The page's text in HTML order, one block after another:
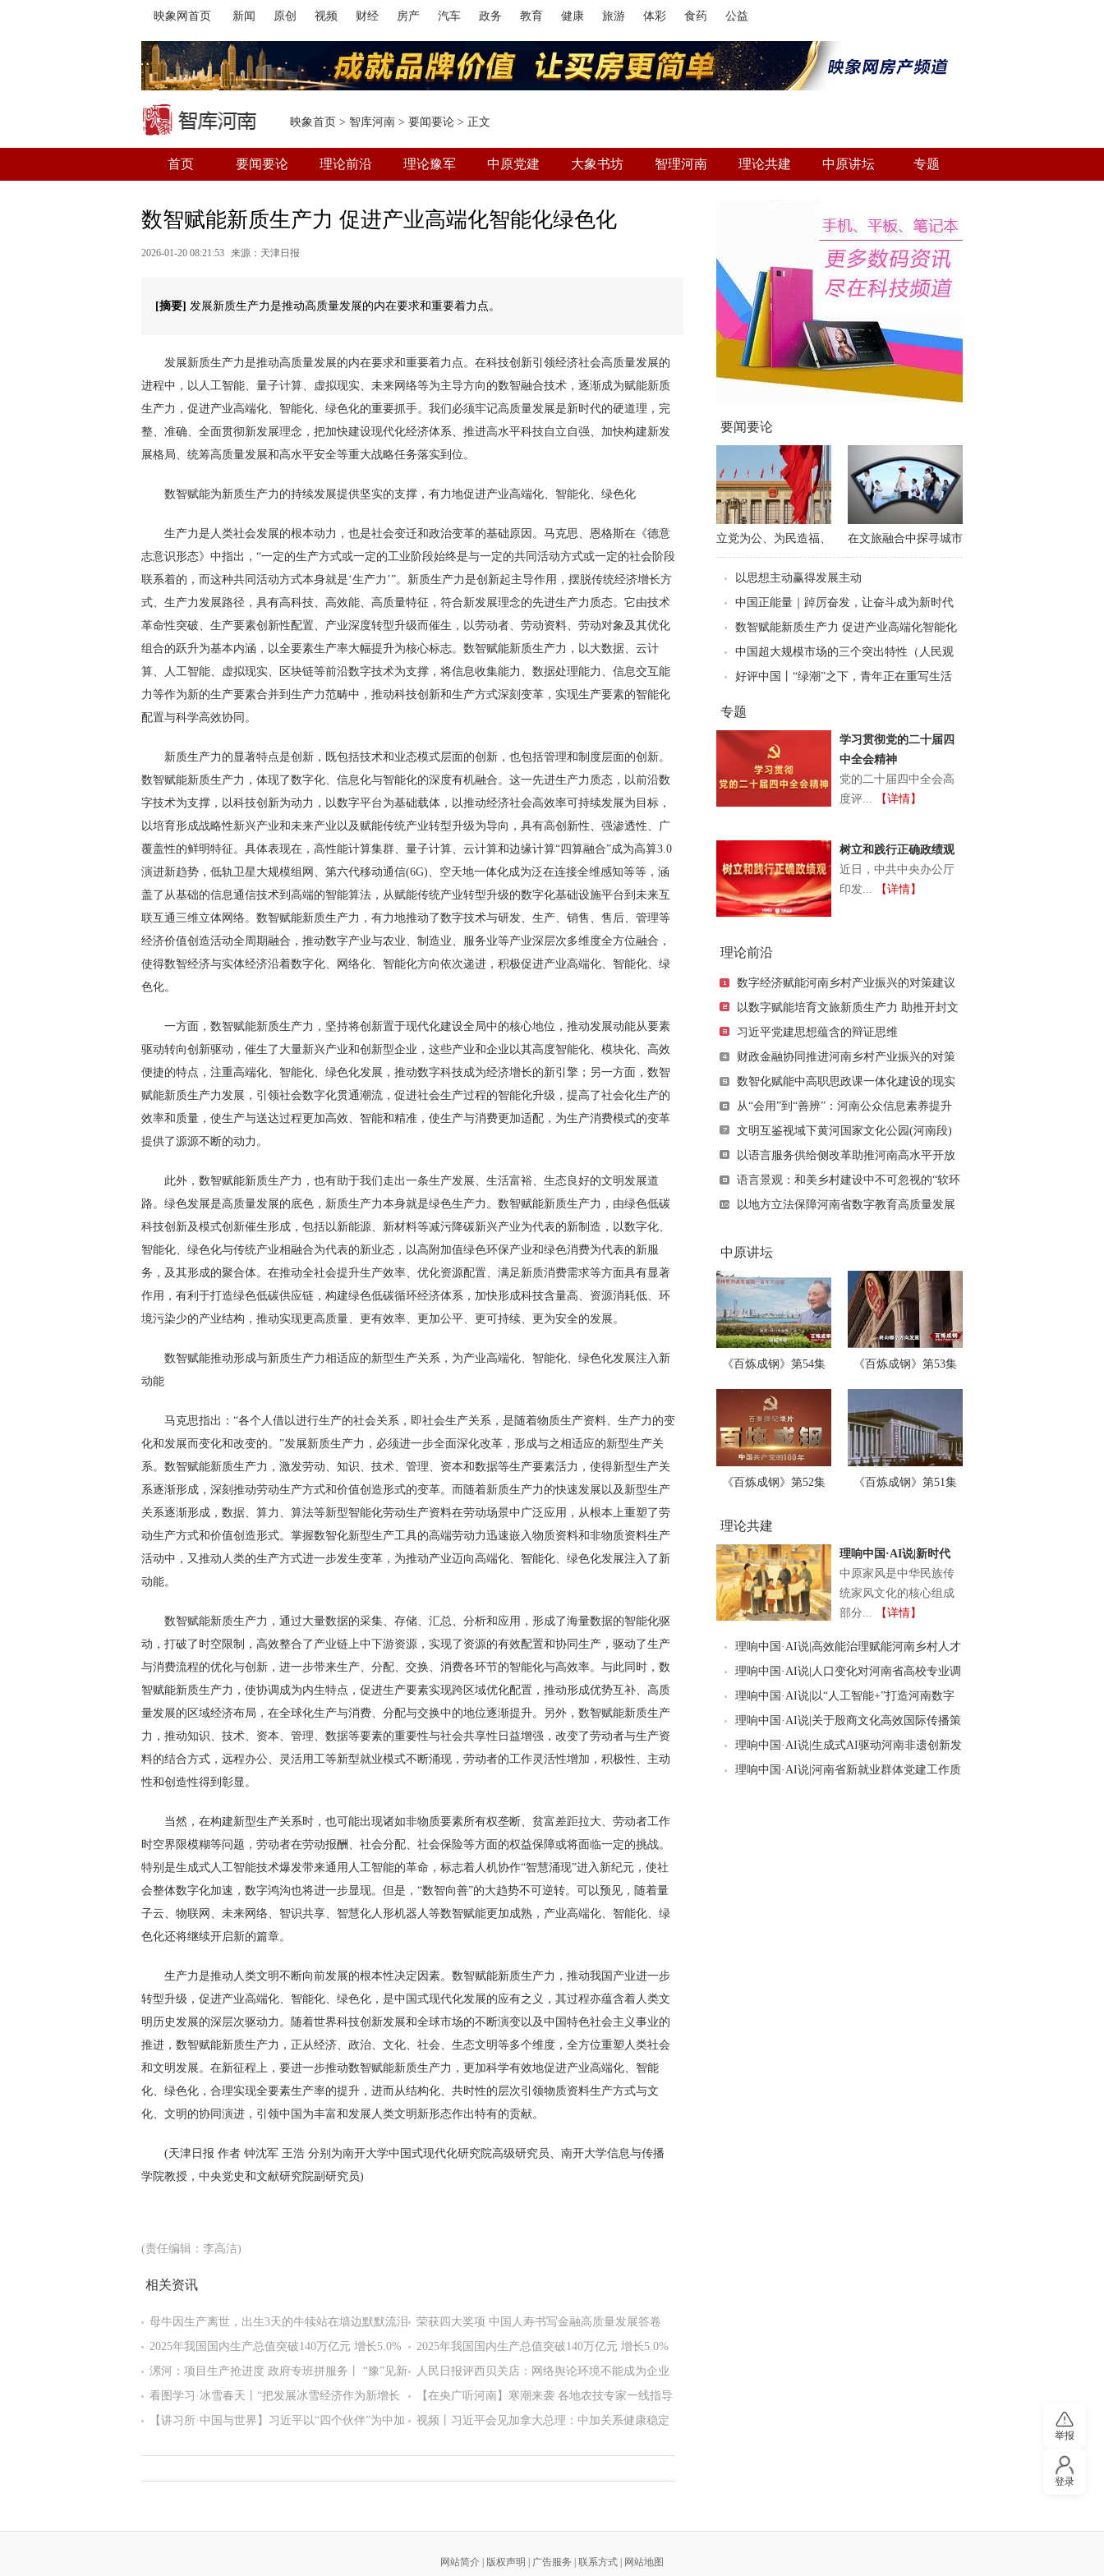
映象网首页 新闻 原创 视频 财经 房产 汽车 政务 教育 健康 旅游 体彩 食药 公益
映象首页 > 智库河南 > 要闻要论 > 正文
首页 要闻要论 理论前沿 理论豫军 中原党建 大象书坊 智理河南 理论共建 中原讲坛 专题
数智赋能新质生产力 促进产业高端化智能化绿色化
2026-01-20 08:21:53 来源：天津日报
[摘要] 发展新质生产力是推动高质量发展的内在要求和重要着力点。
发展新质生产力是推动高质量发展的内在要求和重要着力点。在科技创新引领经济社会高质量发展的
进程中，以人工智能、量子计算、虚拟现实、未来网络等为主导方向的数智融合技术，逐渐成为赋能新质
生产力，促进产业高端化、智能化、绿色化的重要抓手。我们必须牢记高质量发展是新时代的硬道理，完
整、准确、全面贯彻新发展理念，把加快建设现代化经济体系、推进高水平科技自立自强、加快构建新发
展格局、统筹高质量发展和高水平安全等重大战略任务落实到位。
数智赋能为新质生产力的持续发展提供坚实的支撑，有力地促进产业高端化、智能化、绿色化
生产力是人类社会发展的根本动力，也是社会变迁和政治变革的基础原因。马克思、恩格斯在《德意
志意识形态》中指出，“一定的生产方式或一定的工业阶段始终是与一定的共同活动方式或一定的社会阶段
联系着的，而这种共同活动方式本身就是‘生产力’”。新质生产力是创新起主导作用，摆脱传统经济增长方
式、生产力发展路径，具有高科技、高效能、高质量特征，符合新发展理念的先进生产力质态。它由技术
革命性突破、生产要素创新性配置、产业深度转型升级而催生，以劳动者、劳动资料、劳动对象及其优化
组合的跃升为基本内涵，以全要素生产率大幅提升为核心标志。数智赋能新质生产力，以大数据、云计
算、人工智能、虚拟现实、区块链等前沿数字技术为支撑，将信息收集能力、数据处理能力、信息交互能
力等作为新的生产要素合并到生产力范畴中，推动科技创新和生产方式深刻变革，实现生产要素的智能化
配置与科学高效协同。
新质生产力的显著特点是创新，既包括技术和业态模式层面的创新，也包括管理和制度层面的创新。
数智赋能新质生产力，体现了数字化、信息化与智能化的深度有机融合。这一先进生产力质态，以前沿数
字技术为支撑，以科技创新为动力，以数字平台为基础载体，以推动经济社会高效率可持续发展为目标，
以培育形成战略性新兴产业和未来产业以及赋能传统产业转型升级为导向，具有高创新性、强渗透性、广
覆盖性的鲜明特征。具体表现在，高性能计算集群、量子计算、云计算和边缘计算“四算融合”成为高算3.0
演进新趋势，低轨卫星大规模组网、第六代移动通信(6G)、空天地一体化成为泛在连接全维感知等等，涵
盖了从基础的信息通信技术到高端的智能算法，从赋能传统产业转型升级的数字化基础设施平台到未来互
联互通三维立体网络。数智赋能新质生产力，有力地推动了数字技术与研发、生产、销售、售后、管理等
经济价值创造活动全周期融合，推动数字产业与农业、制造业、服务业等产业深层次多维度全方位融合，
使得数智经济与实体经济沿着数字化、网络化、智能化方向依次递进，积极促进产业高端化、智能化、绿
色化。
一方面，数智赋能新质生产力，坚持将创新置于现代化建设全局中的核心地位，推动发展动能从要素
驱动转向创新驱动，催生了大量新兴产业和创新型企业，这些产业和企业以其高度智能化、模块化、高效
便捷的特点，注重高端化、智能化、绿色化发展，推动数字科技成为经济增长的新引擎；另一方面，数智
赋能新质生产力发展，引领社会数字化贯通潮流，促进社会生产过程的智能化升级，提高了社会化生产的
效率和质量，使生产与送达过程更加高效、智能和精准，使生产与消费更加适配，为生产消费模式的变革
提供了源源不断的动力。
此外，数智赋能新质生产力，也有助于我们走出一条生产发展、生活富裕、生态良好的文明发展道
路。绿色发展是高质量发展的底色，新质生产力本身就是绿色生产力。数智赋能新质生产力，由绿色低碳
科技创新及模式创新催生形成，包括以新能源、新材料等减污降碳新兴产业为代表的新制造，以数字化、
智能化、绿色化与传统产业相融合为代表的新业态，以高附加值绿色环保产业和绿色消费为代表的新服
务，及其形成的聚合体。在推动全社会提升生产效率、优化资源配置、满足新质消费需求等方面具有显著
作用，有利于打造绿色低碳供应链，构建绿色低碳循环经济体系，加快形成科技含量高、资源消耗低、环
境污染少的产业结构，推动实现更高质量、更有效率、更加公平、更可持续、更为安全的发展。
数智赋能推动形成与新质生产力相适应的新型生产关系，为产业高端化、智能化、绿色化发展注入新
动能
马克思指出：“各个人借以进行生产的社会关系，即社会生产关系，是随着物质生产资料、生产力的变
化和发展而变化和改变的。”发展新质生产力，必须进一步全面深化改革，形成与之相适应的新型生产关
系。数智赋能新质生产力，激发劳动、知识、技术、管理、资本和数据等生产要素活力，使得新型生产关
系逐渐形成，深刻推动劳动生产方式和价值创造形式的变革。而随着新质生产力的快速发展以及新型生产
关系逐渐形成，数据、算力、算法等新型智能化劳动生产资料在劳动场景中广泛应用，从根本上重塑了劳
动生产方式和价值创造形式。掌握数智化新型生产工具的高端劳动力迅速嵌入物质资料和非物质资料生产
活动中，又推动人类的生产方式进一步发生变革，为推动产业迈向高端化、智能化、绿色化发展注入了新
动能。
数智赋能新质生产力，通过大量数据的采集、存储、汇总、分析和应用，形成了海量数据的智能化驱
动，打破了时空限制，高效整合了产业链上中下游资源，实现了资源的有效配置和协同生产，驱动了生产
与消费流程的优化与创新，进一步带来生产、分配、交换、消费各环节的智能化与高效率。与此同时，数
智赋能新质生产力，使协调成为内生特点，促进生产要素实现跨区域优化配置，推动形成优势互补、高质
量发展的区域经济布局，在全球化生产与消费、分配与交换中的地位逐渐提升。另外，数智赋能新质生产
力，推动知识、技术、资本、管理、数据等要素的重要性与社会共享性日益增强，改变了劳动者与生产资
料的结合方式，远程办公、灵活用工等新型就业模式不断涌现，劳动者的工作灵活性增加，积极性、主动
性和创造性得到彰显。
当然，在构建新型生产关系时，也可能出现诸如非物质要素所有权垄断、贫富差距拉大、劳动者工作
时空界限模糊等问题，劳动者在劳动报酬、社会分配、社会保险等方面的权益保障或将面临一定的挑战。
特别是生成式人工智能技术爆发带来通用人工智能的革命，标志着人机协作“智慧涌现”进入新纪元，使社
会整体数字化加速，数字鸿沟也将进一步显现。但是，“数智向善”的大趋势不可逆转。可以预见，随着量
子云、物联网、未来网络、智识共享、智慧化人形机器人等数智赋能更加成熟，产业高端化、智能化、绿
色化还将继续开启新的篇章。
生产力是推动人类文明不断向前发展的根本性决定因素。数智赋能新质生产力，推动我国产业进一步
转型升级，促进产业高端化、智能化、绿色化，是中国式现代化发展的应有之义，其过程亦蕴含着人类文
明历史发展的深层次驱动力。随着世界科技创新发展和全球市场的不断演变以及中国特色社会主义事业的
推进，数智赋能新质生产力，正从经济、政治、文化、社会、生态文明等多个维度，全方位重塑人类社会
和文明发展。在新征程上，要进一步推动数智赋能新质生产力，更加科学有效地促进产业高端化、智能
化、绿色化，合理实现全要素生产率的提升，进而从结构化、共时性的层次引领物质资料生产方式与文
化、文明的协同演进，引领中国为丰富和发展人类文明新形态作出特有的贡献。
(天津日报 作者 钟沈军 王浩 分别为南开大学中国式现代化研究院高级研究员、南开大学信息与传播
学院教授，中央党史和文献研究院副研究员)
(责任编辑：李高洁)
相关资讯
母牛因生产离世，出生3天的牛犊站在墙边默默流泪
荣获四大奖项 中国人寿书写金融高质量发展答卷
2025年我国国内生产总值突破140万亿元 增长5.0%
2025年我国国内生产总值突破140万亿元 增长5.0%
漯河：项目生产抢进度 政府专班拼服务丨 “豫”见新
气象
人民日报评西贝关店：网络舆论环境不能成为企业
发展的短板
看图学习·冰雪春天丨“把发展冰雪经济作为新增长
点”
【在央广听河南】寒潮来袭 各地农技专家一线指导
保生产
【讲习所·中国与世界】习近平以“四个伙伴”为中加
视频丨习近平会见加拿大总理：中加关系健康稳定
要闻要论
立党为公、为民造福、 在文旅融合中探寻城市
以思想主动赢得发展主动
中国正能量｜踔厉奋发，让奋斗成为新时代
最亮丽的底色
数智赋能新质生产力 促进产业高端化智能化
绿色化
中国超大规模市场的三个突出特性（人民观
点）
好评中国丨“绿潮”之下，青年正在重写生活
专题
学习贯彻党的二十届四
中全会精神
党的二十届四中全会高
度评...
【详情】
树立和践行正确政绩观
近日，中共中央办公厅
印发...
【详情】
理论前沿
数字经济赋能河南乡村产业振兴的对策建议
以数字赋能培育文旅新质生产力 助推开封文
旅高质量发展
习近平党建思想蕴含的辩证思维
财政金融协同推进河南乡村产业振兴的对策
建议
数智化赋能中高职思政课一体化建设的现实
困境与实践路径
从“会用”到“善辨”：河南公众信息素养提升
的痛点与进路
文明互鉴视域下黄河国家文化公园(河南段)
叙事重构路径
以语言服务供给侧改革助推河南高水平开放
语言景观：和美乡村建设中不可忽视的“软环
境”
以地方立法保障河南省数字教育高质量发展
中原讲坛
《百炼成钢》第54集 《百炼成钢》第53集
《百炼成钢》第52集 《百炼成钢》第51集
理论共建
理响中国·AI说|新时代
中原家风传承与创新研
究
中原家风是中华民族传
统家风文化的核心组成
部分...
【详情】
理响中国·AI说|高效能治理赋能河南乡村人才
回流培育
理响中国·AI说|人口变化对河南省高校专业调
整的影响
理响中国·AI说|以“人工智能+”打造河南数字
化应用场景的实现路径
理响中国·AI说|关于殷商文化高效国际传播策
略的政策建议
理响中国·AI说|生成式AI驱动河南非遗创新发
展研究
理响中国·AI说|河南省新就业群体党建工作质
网站简介 版权声明 广告服务 联系方式 网站地图
举报
登录